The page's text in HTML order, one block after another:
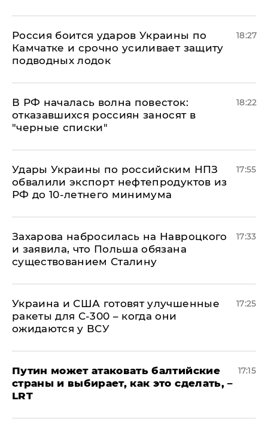
Россия боится ударов Украины по
Камчатке и срочно усиливает защиту
подводных лодок
18:27
​В РФ началась волна повесток:
отказавшихся россиян заносят в
"черные списки"
18:22
Удары Украины по российским НПЗ
обвалили экспорт нефтепродуктов из
РФ до 10-летнего минимума
17:55
​Захарова набросилась на Навроцкого
и заявила, что Польша обязана
существованием Сталину
17:33
Украина и США готовят улучшенные
ракеты для С-300 – когда они
ожидаются у ВСУ
17:25
Путин может атаковать балтийские
страны и выбирает, как это сделать, –
LRT
17:15